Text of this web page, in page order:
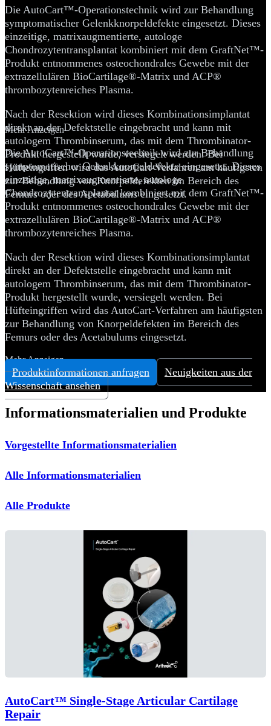
Die AutoCart™-Operationstechnik wird zur Behandlung
symptomatischer Gelenkknorpeldefekte eingesetzt. Dieses
einzeitige, matrixaugmentierte, autologe
Chondrozytentransplantat kombiniert mit dem GraftNet™-
Produkt entnommenes osteochondrales Gewebe mit der
extrazellulären BioCartilage®-Matrix und ACP®
thrombozytenreiches Plasma.
Nach der Resektion wird dieses Kombinationsimplantat
direkt an der Defektstelle eingebracht und kann mit
autologem Thrombinserum, das mit dem Thrombinator-
Produkt hergestellt wurde, versiegelt werden. Bei
Hüfteingriffen wird das AutoCart-Verfahren am häufigsten
zur Behandlung von Knorpeldefekten im Bereich des
Femurs oder des Acetabulums eingesetzt.
Mehr Anzeigen
Die AutoCart™-Operationstechnik wird zur Behandlung
symptomatischer Gelenkknorpeldefekte eingesetzt. Dieses
einzeitige, matrixaugmentierte, autologe
Chondrozytentransplantat kombiniert mit dem GraftNet™-
Produkt entnommenes osteochondrales Gewebe mit der
extrazellulären BioCartilage®-Matrix und ACP®
thrombozytenreiches Plasma.
Nach der Resektion wird dieses Kombinationsimplantat
direkt an der Defektstelle eingebracht und kann mit
autologem Thrombinserum, das mit dem Thrombinator-
Produkt hergestellt wurde, versiegelt werden. Bei
Hüfteingriffen wird das AutoCart-Verfahren am häufigsten
zur Behandlung von Knorpeldefekten im Bereich des
Femurs oder des Acetabulums eingesetzt.
Mehr Anzeigen
Produktinformationen anfragen
Neuigkeiten aus der
Wissenschaft ansehen
Informationsmaterialien und Produkte
Vorgestellte Informationsmaterialien
Alle Informationsmaterialien
Alle Produkte
AutoCart™ Single-Stage Articular Cartilage
Repair